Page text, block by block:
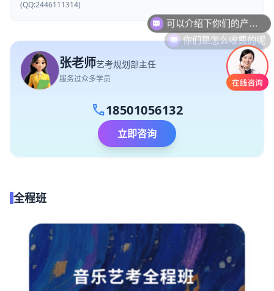
(QQ:2446111314)
张老师艺考规划部主任
服务过众多学员
call18501056132
立即咨询
全程班
你们是怎么收费的呢